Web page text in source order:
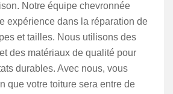
Notre équipe chevronnée
expérience dans la réparation de
et tailles. Nous utilisons des
des matériaux de qualité pour
durables. Avec nous, vous
que votre toiture sera entre de